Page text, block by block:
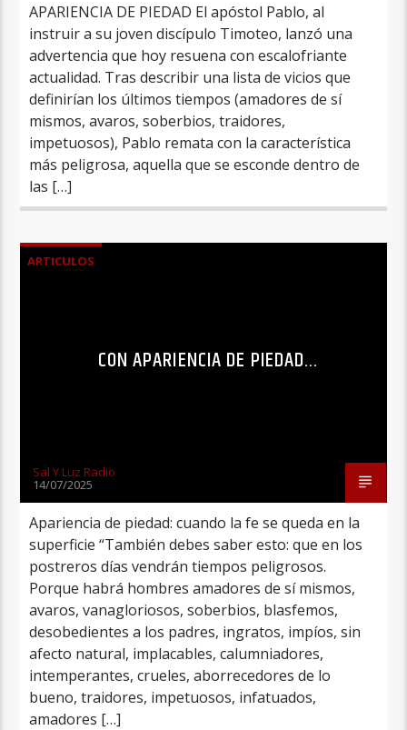
APARIENCIA DE PIEDAD El apóstol Pablo, al
instruir a su joven discípulo Timoteo, lanzó una
advertencia que hoy resuena con escalofriante
actualidad. Tras describir una lista de vicios que
definirían los últimos tiempos (amadores de sí
mismos, avaros, soberbios, traidores,
impetuosos), Pablo remata con la característica
más peligrosa, aquella que se esconde dentro de
las […]
ARTICULOS
CON APARIENCIA DE PIEDAD…
Sal Y Luz Radio
14/07/2025
Apariencia de piedad: cuando la fe se queda en la
superficie “También debes saber esto: que en los
postreros días vendrán tiempos peligrosos.
Porque habrá hombres amadores de sí mismos,
avaros, vanagloriosos, soberbios, blasfemos,
desobedientes a los padres, ingratos, impíos, sin
afecto natural, implacables, calumniadores,
intemperantes, crueles, aborrecedores de lo
bueno, traidores, impetuosos, infatuados,
amadores […]